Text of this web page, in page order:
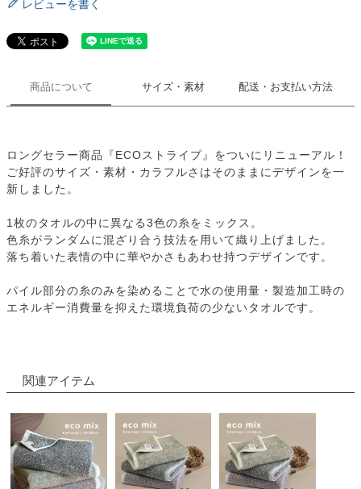
レビューを書く
商品について サイズ・素材 配送・お支払い方法
ロングセラー商品『ECOストライプ』をついにリニューアル！
ご好評のサイズ・素材・カラフルさはそのままにデザインを一
新しました。
1枚のタオルの中に異なる3色の糸をミックス。
色糸がランダムに混ざり合う技法を用いて織り上げました。
落ち着いた表情の中に華やかさもあわせ持つデザインです。
パイル部分の糸のみを染めることで水の使用量・製造加工時の
エネルギー消費量を抑えた環境負荷の少ないタオルです。
関連アイテム